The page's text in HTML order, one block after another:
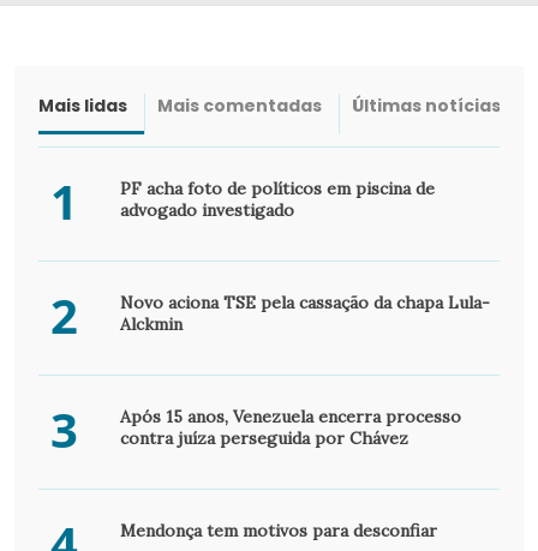
Mais lidas Mais comentadas Últimas notícias
1
PF acha foto de políticos em piscina de
advogado investigado
2
Novo aciona TSE pela cassação da chapa Lula-
Alckmin
3
Após 15 anos, Venezuela encerra processo
contra juíza perseguida por Chávez
Mendonça tem motivos para desconfiar